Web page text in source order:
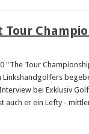
"The Tour
Linkshandgolfers
bei Exklusiv
auch er ein Lefty -